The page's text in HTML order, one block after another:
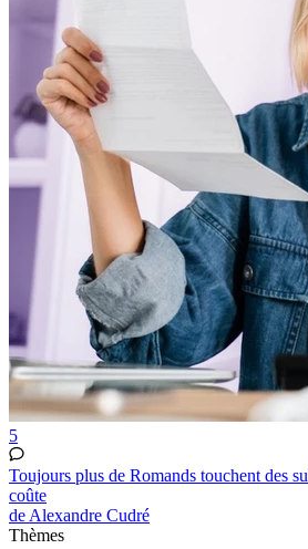
5
Toujours plus de Romands touchent des
coûte
de Alexandre Cudré
Thèmes